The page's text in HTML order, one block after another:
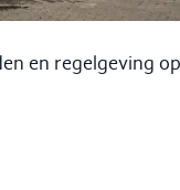
en regelgeving op